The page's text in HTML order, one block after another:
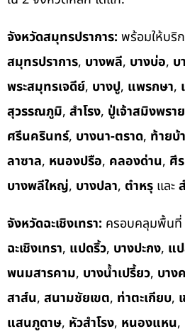
จังหวัดสมุทรปราการ: พร้อมให้บริก
สมุทรปราการ, บางพลี, บางบ่อ, บ
พระสมุทรเจดีย์, บางปู, แพรกษา,
สุวรรณภูมิ, สำโรง, ปู่เจ้าสมิงพราย
ศรีนครินทร์, บางนา-ตราด, ท้ายบ้
ลาซาล, หนองปรือ, คลองด่าน, ศี
บางพลีใหญ่, บางปลา, ตำหรุ และ
จังหวัดฉะเชิงเทรา: ครอบคลุมพื้นที่
ฉะเชิงเทรา, แปดริ้ว, บางปะกง, แ
พนมสารคาม, บางน้ำเปรี้ยว, บาง
สาส์น, สนามชัยเขต, ท่าตะเกียบ,
แสนภูดาษ, หัวสำโรง, หนองแหน,